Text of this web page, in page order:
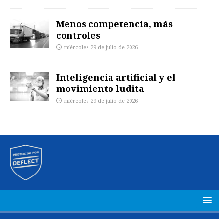
Menos competencia, más
controles
miércoles 29 de julio de 2026
Inteligencia artificial y el
movimiento ludita
miércoles 29 de julio de 2026